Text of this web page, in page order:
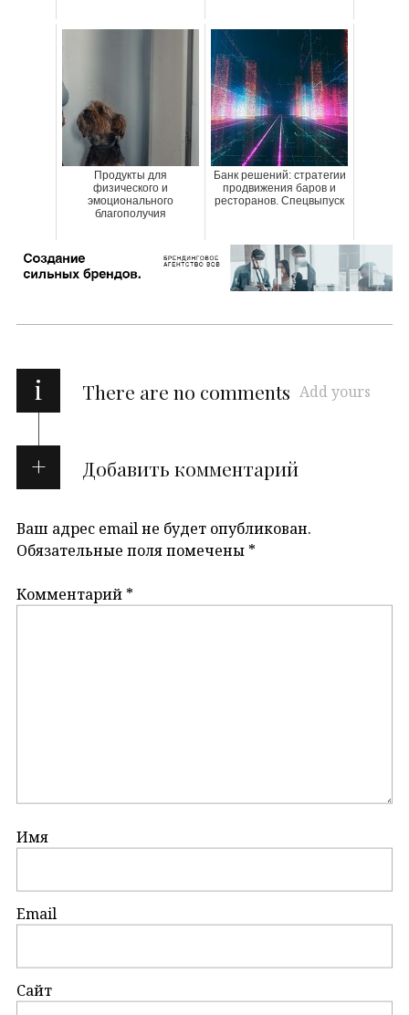
Продукты для
физического и
эмоционального
благополучия
Банк решений: стратегии
продвижения баров и
ресторанов. Спецвыпуск
i There are no comments Add yours
Добавить комментарий
Ваш адрес email не будет опубликован.
Обязательные поля помечены *
Комментарий *
Имя
Email
Сайт